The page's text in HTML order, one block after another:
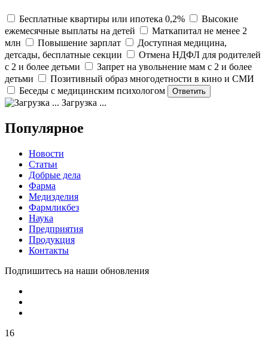
Бесплатные квартиры или ипотека 0,2%
Высокие
ежемесячные выплаты на детей
Маткапитал не менее 2
млн
Повышение зарплат
Доступная медицина,
детсады, бесплатные секции
Отмена НДФЛ для родителей
с 2 и более детьми
Запрет на увольнение мам с 2 и более
детьми
Позитивный образ многодетности в кино и СМИ
Беседы с медицинским психологом
Загрузка ...
Популярное
Новости
Статьи
Добрые дела
Фарма
Медизделия
Фармликбез
Наука
Предприятия
Продукция
Контакты
Подпишитесь на наши обновления
16